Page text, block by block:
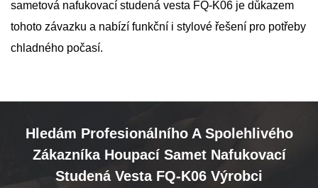
sametová nafukovací studená vesta FQ-K06 je důkazem
tohoto závazku a nabízí funkční i stylové řešení pro potřeby
chladného počasí.
Hledám Profesionálního A Spolehlivého
Zákazníka Houpací Samet Nafukovací
Studená Vesta FQ-K06 Výrobci